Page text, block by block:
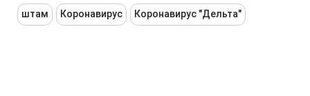
штам Коронавирус Коронавирус "Дельта"